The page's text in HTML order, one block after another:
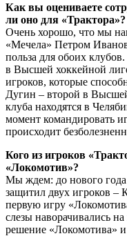
Как вы оцениваете
ли оно для «Трактора»?
Очень хорошо, что мы
«Мечела» Петром
польза для обоих
в Высшей хоккейной
игроков, которые
Дугин – второй в
клуба находятся в
момент командировать
происходит
Кого из игроков
«Локомотив»?
Мы ждем: до нового года
защитил двух игроков –
первую игру
слезы наворачивались
решение «Локомотива»